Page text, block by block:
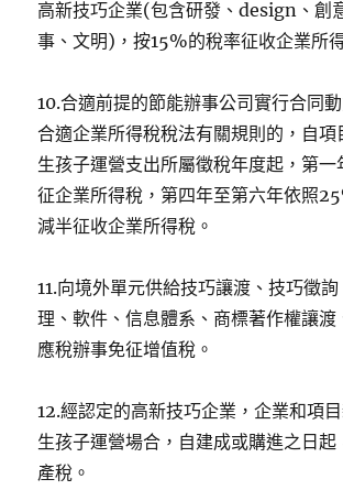
高新技巧企業(包含研發、design、創
事、文明)，按15%的稅率征收企業所
10.合適前提的節能辦事公司實行合同
合適企業所得稅稅法有關規則的，自項
生孩子運營支出所屬徵稅年度起，第一
征企業所得稅，第四年至第六年依照
減半征收企業所得稅。
11.向境外單元供給技巧讓渡、技巧徵
理、軟件、信息體系、商標著作權讓渡
應稅辦事免征增值稅。
12.經認定的高新技巧企業，企業和項
生孩子運營場合，自建成或購進之日
產稅。